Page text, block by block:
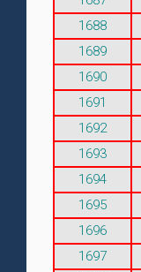
1688
1689
1690
1691
1692
1693
1694
1695
1696
1697